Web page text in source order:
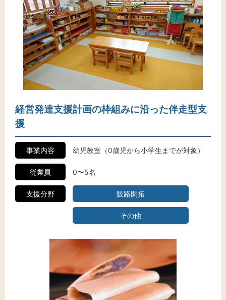
経営発達支援計画の枠組みに沿った伴走型支
援
事業内容 幼児教室（0歳児から小学生までが対象）
従業員 0〜5名
支援分野 販路開拓
その他